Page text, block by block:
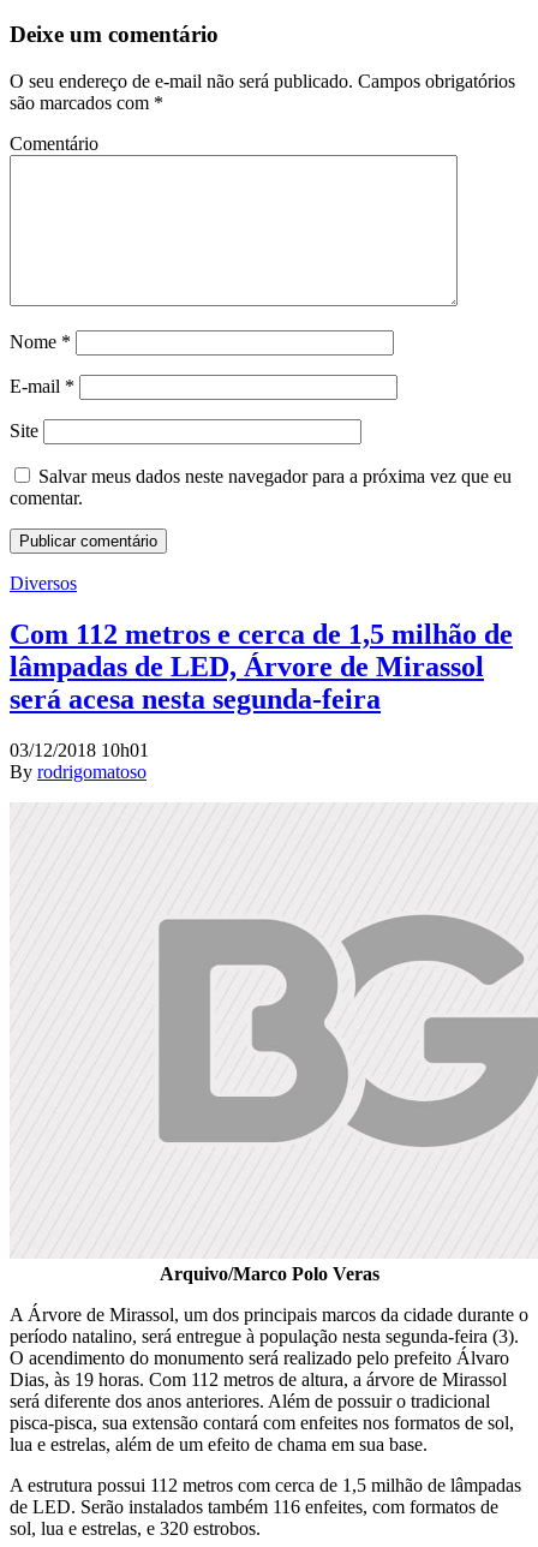
Deixe um comentário
O seu endereço de e-mail não será publicado. Campos obrigatórios
são marcados com *
Comentário
Nome *
E-mail *
Site
Salvar meus dados neste navegador para a próxima vez que eu
comentar.
Diversos
Com 112 metros e cerca de 1,5 milhão de
lâmpadas de LED, Árvore de Mirassol
será acesa nesta segunda-feira
03/12/2018 10h01
By rodrigomatoso
Arquivo/Marco Polo Veras
A Árvore de Mirassol, um dos principais marcos da cidade durante o
período natalino, será entregue à população nesta segunda-feira (3).
O acendimento do monumento será realizado pelo prefeito Álvaro
Dias, às 19 horas. Com 112 metros de altura, a árvore de Mirassol
será diferente dos anos anteriores. Além de possuir o tradicional
pisca-pisca, sua extensão contará com enfeites nos formatos de sol,
lua e estrelas, além de um efeito de chama em sua base.
A estrutura possui 112 metros com cerca de 1,5 milhão de lâmpadas
de LED. Serão instalados também 116 enfeites, com formatos de
sol, lua e estrelas, e 320 estrobos.